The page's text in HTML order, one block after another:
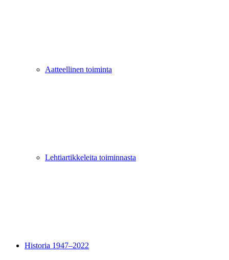
Aatteellinen toiminta
Lehtiartikkeleita toiminnasta
Historia 1947–2022